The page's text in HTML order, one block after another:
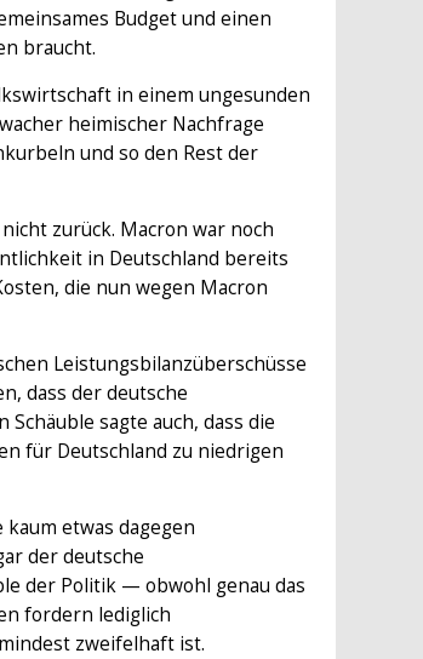
Budget und einen
braucht.
in einem ungesunden
heimischer Nachfrage
und so den Rest der
zurück. Macron war noch
in Deutschland bereits
die nun wegen Macron
Leistungsbilanzüberschüsse
dass der deutsche
sagte auch, dass die
für Deutschland zu niedrigen
etwas dagegen
der deutsche
der Politik — obwohl genau das
fordern lediglich
zweifelhaft ist.